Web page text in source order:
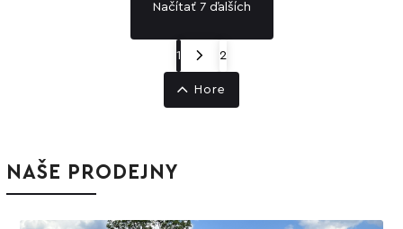
Načítať 7 ďalších
1 2
Hore
NAŠE PRODEJNY